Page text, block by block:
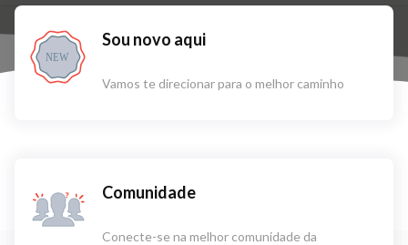
NEW
Sou novo aqui
Vamos te direcionar para o melhor caminho
Comunidade
Conecte-se na melhor comunidade da